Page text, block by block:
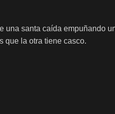
santa caída empuñando
que la otra tiene casco.